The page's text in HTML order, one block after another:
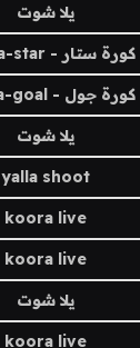
يلا شوت
كورة ستار - koora-star
كورة جول - koora-goal
يلا شوت
yalla shoot
koora live
koora live
يلا شوت
koora live